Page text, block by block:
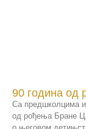
90 година од
Са предшколцима
од рођења Бране